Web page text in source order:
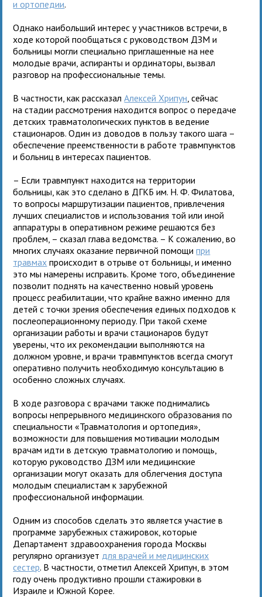
и ортопедии.
Однако наибольший интерес у участников встречи, в
ходе которой пообщаться с руководством ДЗМ и
больницы могли специально приглашенные на нее
молодые врачи, аспиранты и ординаторы, вызвал
разговор на профессиональные темы.
В частности, как рассказалАлексей Хрипун , сейчас
на стадии рассмотрения находится вопрос о передаче
детских травматологических пунктов в ведение
стационаров. Один из доводов в пользу такого шага –
обеспечение преемственности в работе травмпунктов
и больниц в интересах пациентов.
– Если травмпункт находится на территории
больницы, как это сделано в ДГКБ им. Н. Ф. Филатова,
то вопросы маршрутизации пациентов, привлечения
лучших специалистов и использования той или иной
аппаратуры в оперативном режиме решаются без
проблем, – сказал глава ведомства. – К сожалению, во
многих случаях оказание первичной помощипри
травмах происходит в отрыве от больницы, и именно
это мы намерены исправить. Кроме того, объединение
позволит поднять на качественно новый уровень
процесс реабилитации, что крайне важно именно для
детей с точки зрения обеспечения единых подходов к
послеоперационному периоду. При такой схеме
организации работы и врачи стационаров будут
уверены, что их рекомендации выполняются на
должном уровне, и врачи травмпунктов всегда смогут
оперативно получить необходимую консультацию в
особенно сложных случаях.
В ходе разговора с врачами также поднимались
вопросы непрерывного медицинского образования по
специальности «Травматология и ортопедия»,
возможности для повышения мотивации молодым
врачам идти в детскую травматологию и помощь,
которую руководство ДЗМ или медицинские
организации могут оказать для облегчения доступа
молодым специалистам к зарубежной
профессиональной информации.
Одним из способов сделать это является участие в
программе зарубежных стажировок, которые
Департамент здравоохранения города Москвы
регулярно организует для врачей и медицинских
сестер. В частности, отметил Алексей Хрипун, в этом
году очень продуктивно прошли стажировки в
Израиле и Южной Корее.